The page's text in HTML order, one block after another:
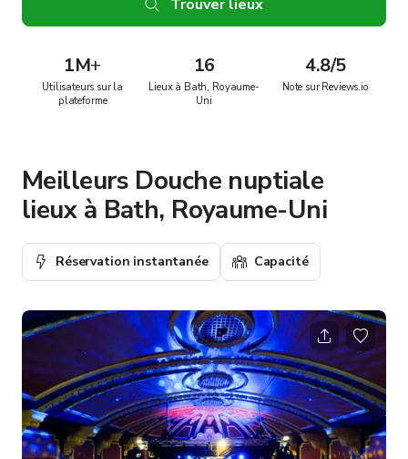
Trouver lieux
1M+
Utilisateurs sur la
plateforme
16
Lieux à Bath, Royaume-
Uni
4.8/5
Note sur Reviews.io
Meilleurs Douche nuptiale
lieux à Bath, Royaume-Uni
Réservation instantanée Capacité